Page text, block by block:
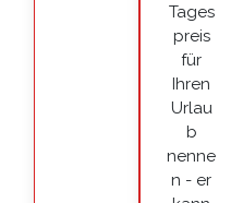
Tages
preis
für
Ihren
Urlau
b
nenne
n - er